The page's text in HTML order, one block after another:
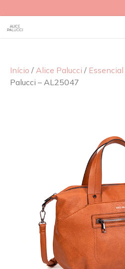
Início / Alice Palucci / Essencial
Palucci – AL25047